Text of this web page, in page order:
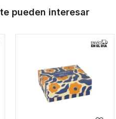
pueden interesar